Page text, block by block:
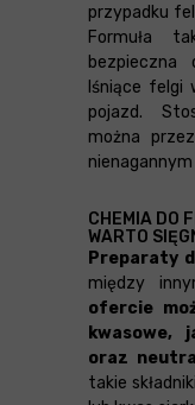
przypadku
Formuła
bezpieczna
lśniące felgi
pojazd.
można
CHEMIA DO
WARTO
Preparaty
między
ofercie
kwasowe,
oraz
takie